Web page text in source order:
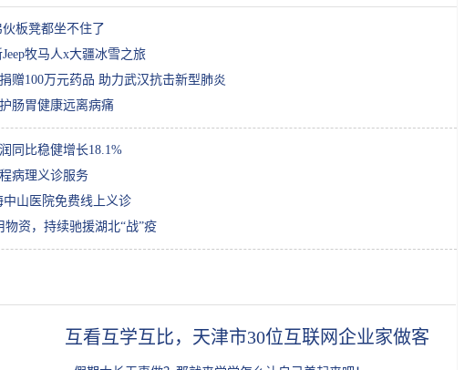
板凳都坐不住了
牧马人x大疆冰雪之旅
赠100万元药品 助力武汉抗击新型肺炎
肠胃健康远离病痛
同比稳健增长18.1%
病理义诊服务
山医院免费线上义诊
资，持续驰援湖北“战”疫
之
互看互学互比，天津市30位互联网企业家做客拾起卖